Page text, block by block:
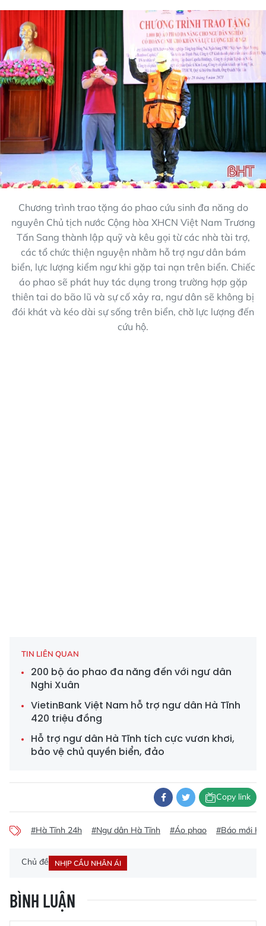
Chương trình trao tặng áo phao cứu sinh đa năng do
nguyên Chủ tịch nước Cộng hòa XHCN Việt Nam Trương
Tấn Sang thành lập quỹ và kêu gọi từ các nhà tài trợ,
các tổ chức thiện nguyện nhằm hỗ trợ ngư dân bám
biển, lực lượng kiểm ngư khi gặp tai nạn trên biển. Chiếc
áo phao sẽ phát huy tác dụng trong trường hợp gặp
thiên tai do bão lũ và sự cố xảy ra, ngư dân sẽ không bị
đói khát và kéo dài sự sống trên biển, chờ lực lượng đến
cứu hộ.
TIN LIÊN QUAN
200 bộ áo phao đa năng đến với ngư dân
Nghi Xuân
VietinBank Việt Nam hỗ trợ ngư dân Hà Tĩnh
420 triệu đồng
Hỗ trợ ngư dân Hà Tĩnh tích cực vươn khơi,
bảo vệ chủ quyền biển, đảo
Copy link
#Hà Tĩnh 24h #Ngư dân Hà Tĩnh #Áo phao #Báo mới
Chủ đề NHỊP CẦU NHÂN ÁI
BÌNH LUẬN